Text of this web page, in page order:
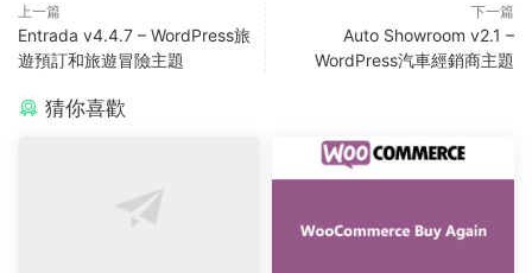
上一篇
Entrada v4.4.7 – WordPress旅
遊預訂和旅遊冒險主題
下一篇
Auto Showroom v2.1 –
WordPress汽車經銷商主題
猜你喜歡